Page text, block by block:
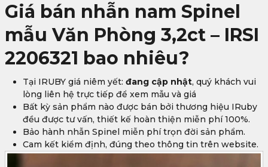
Giá bán nhẫn nam Spinel
mẫu Văn Phòng 3,2ct – IRSI
2206321 bao nhiêu?
Tại IRUBY giá niêm yết: đang cập nhật, quý khách vui
lòng liên hệ trực tiếp để xem mẫu và giá
Bất kỳ sản phẩm nào được bán bởi thương hiệu IRuby
đều được tư vấn, thiết kế hoàn thiện miễn phí 100%.
Bảo hành nhẫn Spinel miễn phí trọn đời sản phẩm.
Cam kết kiểm định, đúng theo thông tin trên website.